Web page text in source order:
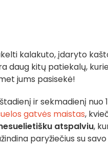
kalakuto, įdaryto
daug kitų patiekalų,
jums pasisekė!
ir sekmadienį nuo
gatvės maistas,
atspalviu,
paryžiečius su